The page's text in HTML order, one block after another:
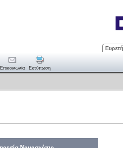
Επικοινωνία Εκτύπωση